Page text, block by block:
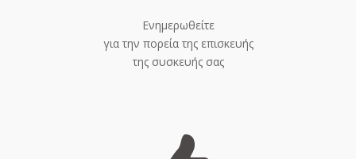
Ενημερωθείτε
για την πορεία της επισκευής
της συσκευής σας